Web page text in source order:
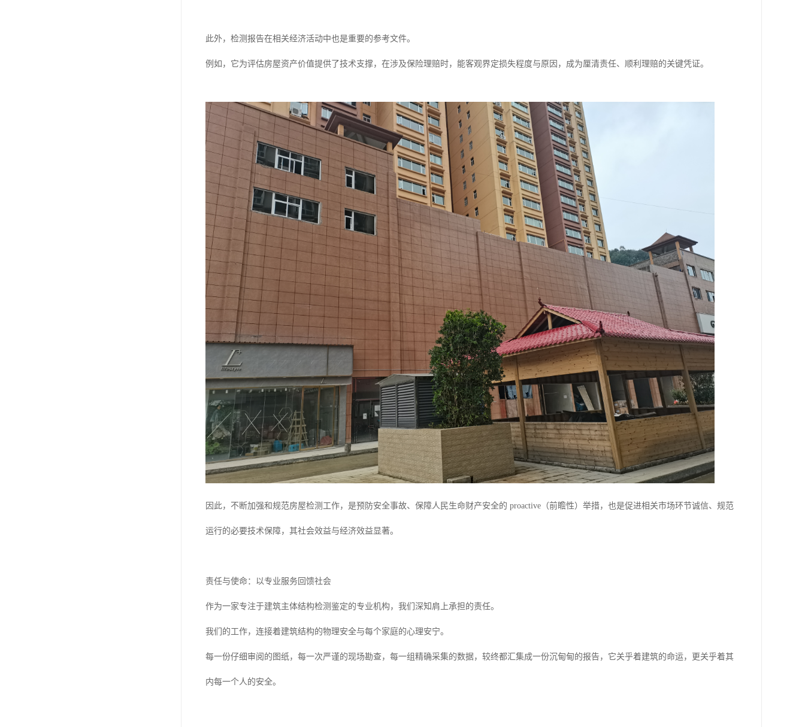
此外，检测报告在相关经济活动中也是重要的参考文件。
例如，它为评估房屋资产价值提供了技术支撑，在涉及保险理赔时，能客观界定损失程度与原因，成为厘清责任、顺利理赔的关键凭证。
因此，不断加强和规范房屋检测工作，是预防安全事故、保障人民生命财产安全的 proactive（前瞻性）举措，也是促进相关市场环节诚信、规范
运行的必要技术保障，其社会效益与经济效益显著。
责任与使命：以专业服务回馈社会
作为一家专注于建筑主体结构检测鉴定的专业机构，我们深知肩上承担的责任。
我们的工作，连接着建筑结构的物理安全与每个家庭的心理安宁。
每一份仔细审阅的图纸，每一次严谨的现场勘查，每一组精确采集的数据，较终都汇集成一份沉甸甸的报告，它关乎着建筑的命运，更关乎着其
内每一个人的安全。